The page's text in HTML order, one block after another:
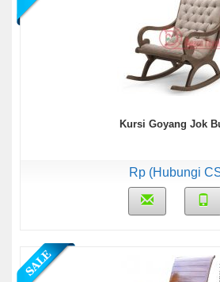
Kursi Goyang Jok
Rp (Hubungi